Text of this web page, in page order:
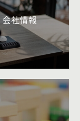
会社情報